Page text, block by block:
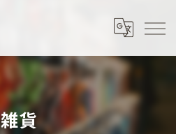
雑貨